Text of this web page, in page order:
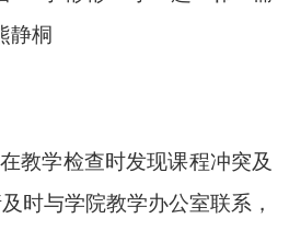
桐
在教学检查时发现课程冲突及
时与学院教学办公室联系 ，